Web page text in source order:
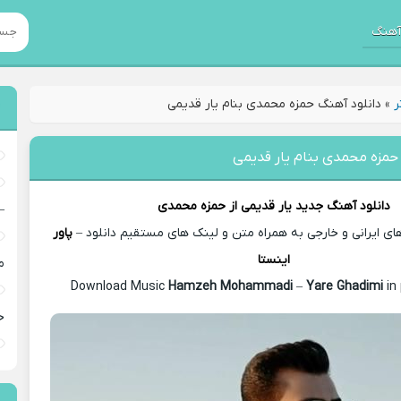
» دانلود آهنگ حمزه محمدی بنام یار قدیمی
حمزه محمدی بنام یار قدیمی
دانلود آهنگ جدید یار قدیمی ازحمزه محمدی
ایرانی و خارجی به همراه متن و لینک های مستقیم دانلود –پاور
اینستا
Hamzeh Mohammadi –Yare Ghadimiin